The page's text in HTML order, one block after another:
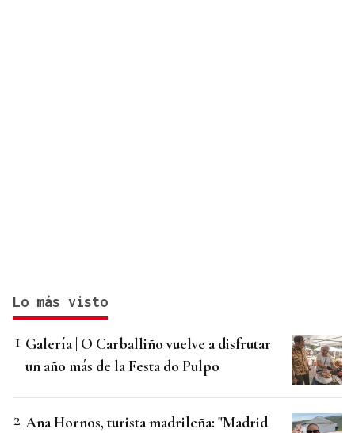
Lo más visto
Galería | O Carballiño vuelve a disfrutar
un año más de la Festa do Pulpo
Ana Hornos, turista madrileña: "Madrid